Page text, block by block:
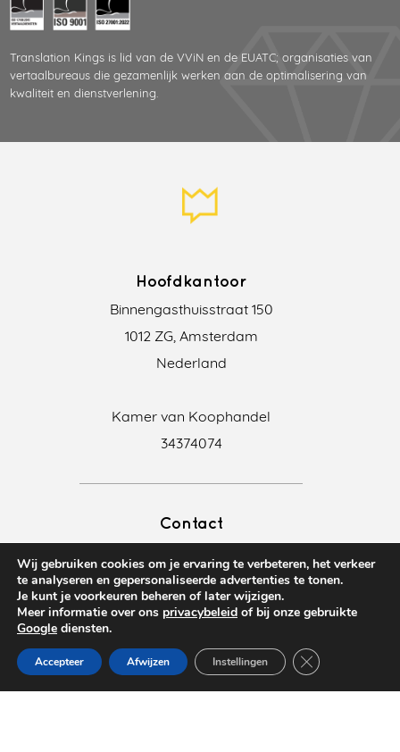
Translation Kings is lid van de VViN en de EUATC; organisaties van
vertaalbureaus die gezamenlijk werken aan de optimalisering van
kwaliteit en dienstverlening.
Hoofdkantoor
Binnengasthuisstraat 150
1012 ZG, Amsterdam
Nederland
Kamer van Koophandel
34374074
Contact
info@translationkings.nl
Wij gebruiken cookies om je ervaring te verbeteren, het verkeer
te analyseren en gepersonaliseerde advertenties te tonen.
Je kunt je voorkeuren beheren of later wijzigen.
Meer informatie over ons privacybeleid of bij onze gebruikte
Google diensten.
Accepteer Afwijzen Instellingen Sluit AVG/